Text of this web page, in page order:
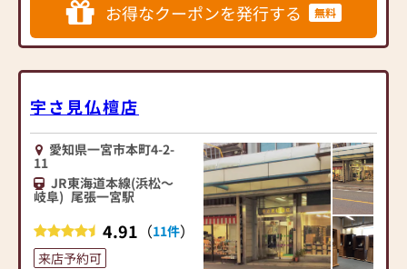
初めての方でも仏壇工芸師
～ご案内～
只今、当店にてご要望の多
い半間仏間用（内巾７０～
９０cm）のお仏壇を多数製
造展示しております。
方は、ぜひ一度お越し下さ
いませ。
お得なクーポンを発行する 無料
宇さ見仏檀店
愛知県一宮市本町4-2-
11
JR東海道本線(浜松～
岐阜) 尾張一宮駅
4.91 （11件）
来店予約可